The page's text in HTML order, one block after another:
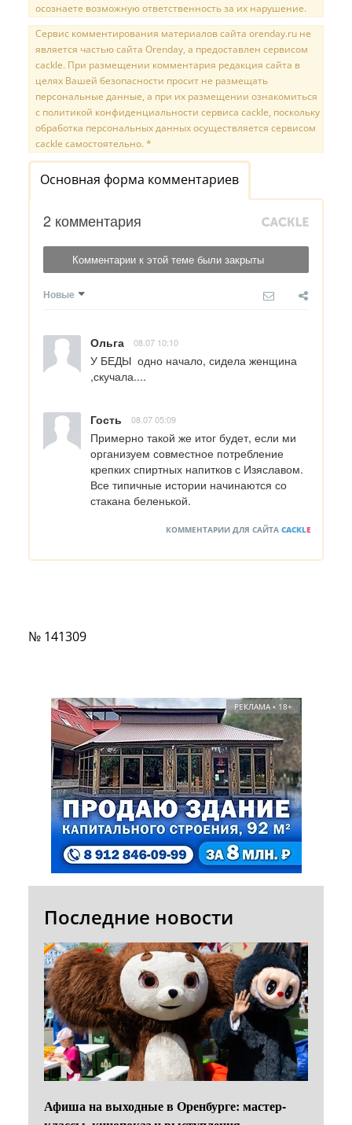
осознаете возможную ответственность за их нарушение.
Сервис комментирования материалов сайта orenday.ru не
является частью сайта Orenday, а предоставлен сервисом
cackle. При размещении комментария редакция сайта в
целях Вашей безопасности просит не размещать
персональные данные, а при их размещении ознакомиться
с политикой конфиденциальности сервиса cackle, поскольку
обработка персональных данных осуществляется сервисом
cackle самостоятельно. *
Основная форма комментариев
2 комментария
Комментарии к этой теме были закрыты
Новые
Ольга 08.07 10:10
У БЕДЫ  одно начало, сидела женщина
,скучала....
Гость 08.07 05:09
Примерно такой же итог будет, если ми
организуем совместное потребление
крепких спиртных напитков с Изяславом.
Все типичные истории начинаются со
стакана беленькой.
КОММЕНТАРИИ ДЛЯ САЙТА CACKLE
№ 141309
РЕКЛАМА • 18+
Последние новости
Афиша на выходные в Оренбурге: мастер-